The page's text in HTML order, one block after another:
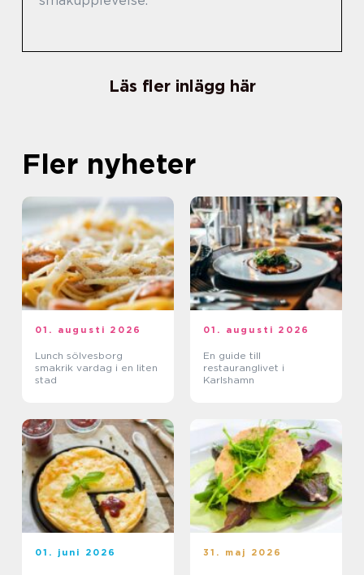
Läs fler inlägg här
Fler nyheter
01. augusti 2026
Lunch sölvesborg
smakrik vardag i en liten
stad
01. augusti 2026
En guide till
restauranglivet i
Karlshamn
01. juni 2026 31. maj 2026